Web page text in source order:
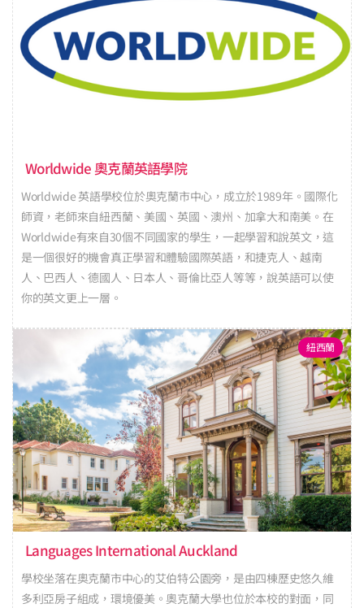
Worldwide 奧克蘭英語學院
Worldwide 英語學校位於奧克蘭市中心，成立於1989年。國際化
師資，老師來自紐西蘭、美國、英國、澳州、加拿大和南美。在
Worldwide有來自30個不同國家的學生，一起學習和說英文，這
是一個很好的機會真正學習和體驗國際英語，和捷克人、越南
人、巴西人、德國人、日本人、哥倫比亞人等等，說英語可以使
你的英文更上一層。
紐西蘭
Languages International Auckland
學校坐落在奧克蘭市中心的艾伯特公園旁，是由四棟歷史悠久維
多利亞房子組成，環境優美。奧克蘭大學也位於本校的對面，同